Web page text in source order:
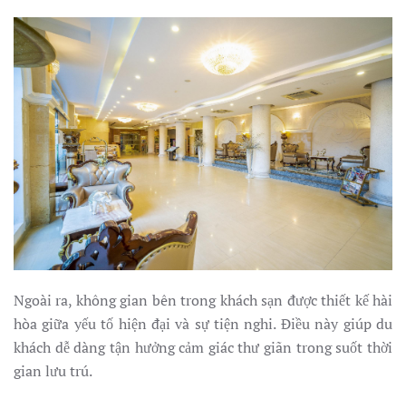
Ngoài ra, không gian bên trong khách sạn được thiết kế hài
hòa giữa yếu tố hiện đại và sự tiện nghi. Điều này giúp du
khách dễ dàng tận hưởng cảm giác thư giãn trong suốt thời
gian lưu trú.